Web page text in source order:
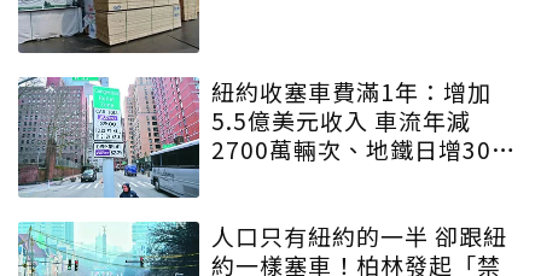
紐約收塞車費滿1年：增加
5.5億美元收入 車流年減
2700萬輛次、地鐵日增30萬
人口只有紐約的一半 卻跟紐
約一樣塞車！柏林發起「禁